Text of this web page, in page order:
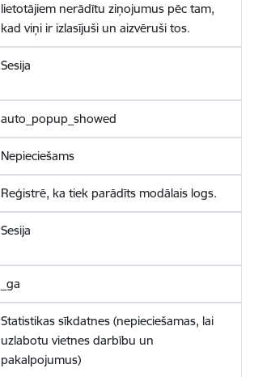
lietotājiem nerādītu ziņojumus pēc tam,
kad viņi ir izlasījuši un aizvēruši tos.
Sesija
auto_popup_showed
Nepieciešams
Reģistrē, ka tiek parādīts modālais logs.
Sesija
_ga
Statistikas sīkdatnes (nepieciešamas, lai
uzlabotu vietnes darbību un
pakalpojumus)